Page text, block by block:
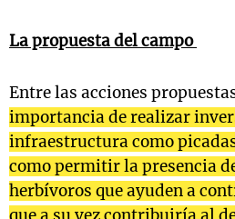
La propuesta del campo
Entre las acciones
importancia de realizar
infraestructura como
como permitir la presencia
herbívoros que ayuden a